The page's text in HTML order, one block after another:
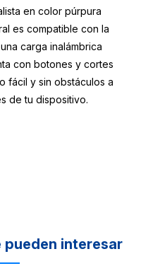
en color púrpura
es compatible con la
carga inalámbrica
con botones y cortes
fácil y sin obstáculos a
de tu dispositivo.
interesar